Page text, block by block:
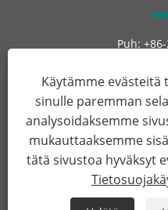
Puh:
Gedian Economic
Copyright © 2022 Hubei
Co., Ltd. Kaikki
Käytämme evästeitä
sinulle paremman
analysoidaksemme
mukauttaaksemme
tätä sivustoa hyväksyt